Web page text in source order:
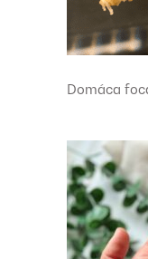
Domáca